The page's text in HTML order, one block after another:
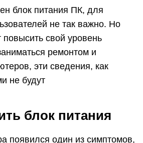
может возникать
Чтобы точно убедиться в
питающим компонентом
провести диагностические
как проверить блок
самостоятельно.
том, что блок питания